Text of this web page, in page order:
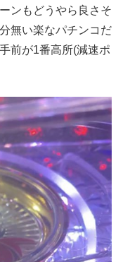
ンもどうやら良さそ
無い楽なパチンコだ
前が1番高所(減速ポ